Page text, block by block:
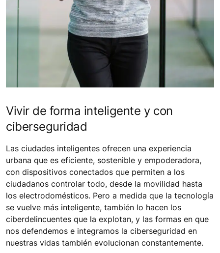
Vivir de forma inteligente y con
ciberseguridad
Las ciudades inteligentes ofrecen una experiencia
urbana que es eficiente, sostenible y empoderadora,
con dispositivos conectados que permiten a los
ciudadanos controlar todo, desde la movilidad hasta
los electrodomésticos. Pero a medida que la tecnología
se vuelve más inteligente, también lo hacen los
ciberdelincuentes que la explotan, y las formas en que
nos defendemos e integramos la ciberseguridad en
nuestras vidas también evolucionan constantemente.